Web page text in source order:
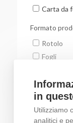
in
Utilizziamo
analitici e